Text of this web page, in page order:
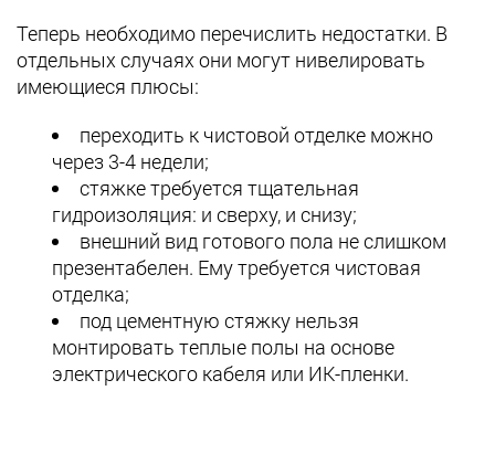
Теперь необходимо перечислить недостатки. В
отдельных случаях они могут нивелировать
имеющиеся плюсы:
переходить к чистовой отделке можно
через 3-4 недели;
стяжке требуется тщательная
гидроизоляция: и сверху, и снизу;
внешний вид готового пола не слишком
презентабелен. Ему требуется чистовая
отделка;
под цементную стяжку нельзя
монтировать теплые полы на основе
электрического кабеля или ИК-пленки.